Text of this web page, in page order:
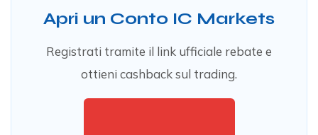
Apri un Conto IC Markets
Registrati tramite il link ufficiale rebate e
ottieni cashback sul trading.